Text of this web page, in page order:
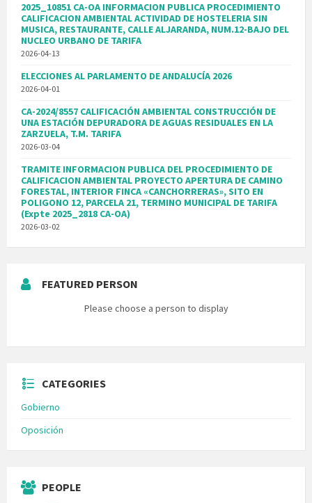
2025_10851 CA-OA INFORMACION PUBLICA PROCEDIMIENTO
CALIFICACION AMBIENTAL ACTIVIDAD DE HOSTELERIA SIN
MUSICA, RESTAURANTE, CALLE ALJARANDA, NUM.12-BAJO DEL
NUCLEO URBANO DE TARIFA
2026-04-13
ELECCIONES AL PARLAMENTO DE ANDALUCÍA 2026
2026-04-01
CA-2024/8557 CALIFICACIÓN AMBIENTAL CONSTRUCCIÓN DE
UNA ESTACIÓN DEPURADORA DE AGUAS RESIDUALES EN LA
ZARZUELA, T.M. TARIFA
2026-03-04
TRAMITE INFORMACION PUBLICA DEL PROCEDIMIENTO DE
CALIFICACION AMBIENTAL PROYECTO APERTURA DE CAMINO
FORESTAL, INTERIOR FINCA «CANCHORRERAS», SITO EN
POLIGONO 12, PARCELA 21, TERMINO MUNICIPAL DE TARIFA
(Expte 2025_2818 CA-OA)
2026-03-02
FEATURED PERSON
Please choose a person to display
CATEGORIES
Gobierno
Oposición
PEOPLE